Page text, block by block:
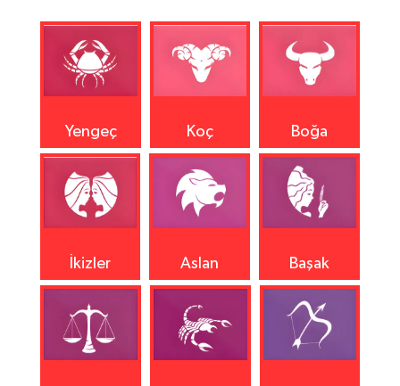
Yengeç Koç Boğa
İkizler Aslan Başak